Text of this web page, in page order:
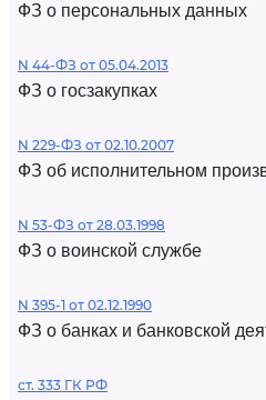
ФЗ о персональных данных
N 44-ФЗ от 05.04.2013
ФЗ о госзакупках
N 229-ФЗ от 02.10.2007
ФЗ об исполнительном
N 53-ФЗ от 28.03.1998
ФЗ о воинской службе
N 395-1 от 02.12.1990
ФЗ о банках и банковской
ст. 333 ГК РФ